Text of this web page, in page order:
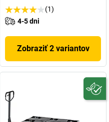
(1)
4-5 dni
Zobraziť 2 variantov